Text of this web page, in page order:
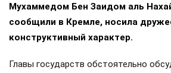
Мухаммедом Бен Заидом аль
сообщили в Кремле, носила
конструктивный характер.
Главы государств обстоятельно